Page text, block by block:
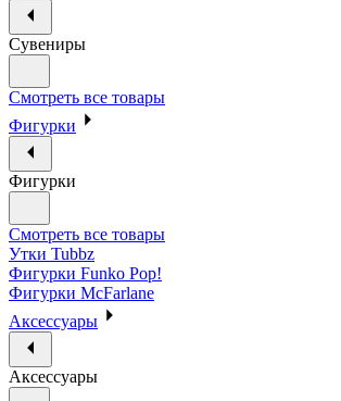
Сувениры
Смотреть все товары
Фигурки
Фигурки
Смотреть все товары
Утки Tubbz
Фигурки Funko Pop!
Фигурки McFarlane
Аксессуары
Аксессуары